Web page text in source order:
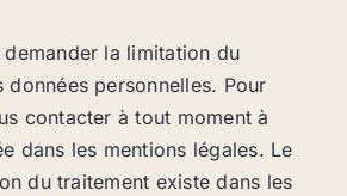
la limitation du
données personnelles. Pour
contacter à tout moment à
dans les mentions légales. Le
du traitement existe dans les